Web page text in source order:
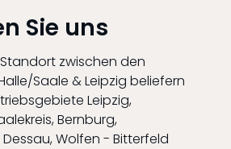
Sie uns
zwischen den
Saale & Leipzig beliefern
Leipzig,
Bernburg,
Wolfen - Bitterfeld